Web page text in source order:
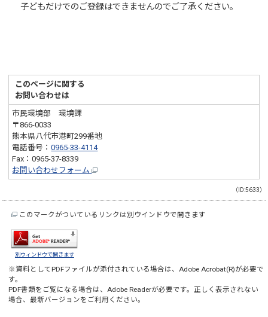
子どもだけでのご登録はできませんのでご了承ください。
このページに関する
お問い合わせは
市民環境部 環境課
〒866-0033
熊本県八代市港町299番地
電話番号：0965-33-4114
Fax：0965-37-8339
お問い合わせフォーム
（ID:5633）
このマークがついているリンクは別ウインドウで開きます
別ウィンドウで開きます
※資料としてPDFファイルが添付されている場合は、Adobe Acrobat(R)が必要で
す。
PDF書類をご覧になる場合は、Adobe Readerが必要です。正しく表示されない
場合、最新バージョンをご利用ください。